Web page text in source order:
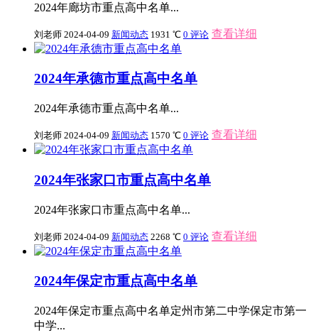
2024年廊坊市重点高中名单...
刘老师 2024-04-09 新闻动态 1931 ℃ 0 评论 查看详细
2024年承德市重点高中名单
2024年承德市重点高中名单...
刘老师 2024-04-09 新闻动态 1570 ℃ 0 评论 查看详细
2024年张家口市重点高中名单
2024年张家口市重点高中名单...
刘老师 2024-04-09 新闻动态 2268 ℃ 0 评论 查看详细
2024年保定市重点高中名单
2024年保定市重点高中名单定州市第二中学保定市第一
中学...